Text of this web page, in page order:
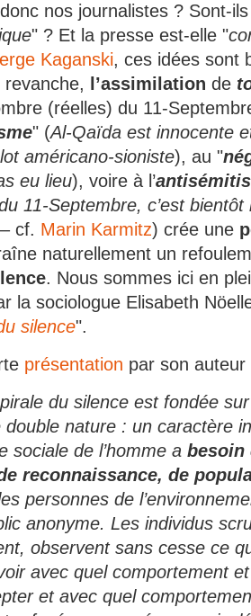
nos journalistes ? Sont-
" ? Et la presse est-elle "
Kaganski, ces idées sont
l’assimilation de
(réelles) du 11-
" (Al-Qaïda est innocente
américano-sioniste), au "
eu lieu), voire à l’
11-Septembre, c’est bientôt
– cf. Marin Karmitz) crée une
naturellement un
. Nous sommes ici en
la sociologue Elisabeth
silence".
présentation par son auteur
du silence est fondée
nature : un caractère
sociale de l’homme a besoin
reconnaissance, de
personnes de
anonyme. Les individus
observent sans cesse ce
avec quel comportement
et avec quel